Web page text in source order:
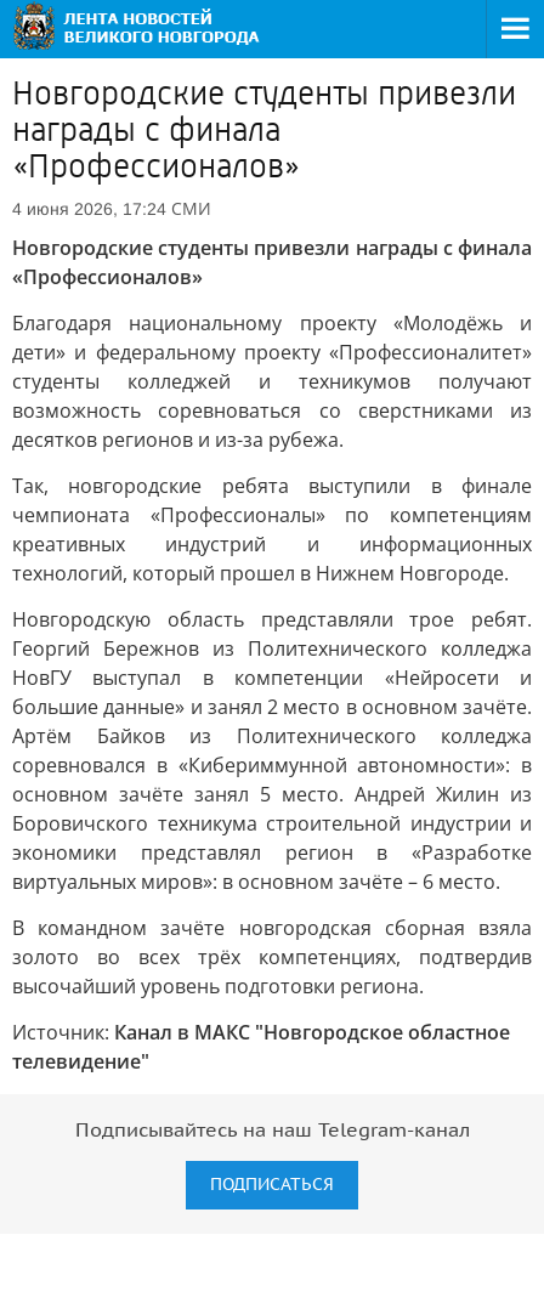
Новгородские студенты привезли
награды с финала
«Профессионалов»
4 июня 2026, 17:24 СМИ
Новгородские студенты привезли награды с финала
«Профессионалов»
Благодаря национальному проекту «Молодёжь и
дети» и федеральному проекту «Профессионалитет»
студенты колледжей и техникумов получают
возможность соревноваться со сверстниками из
десятков регионов и из-за рубежа.
Так, новгородские ребята выступили в финале
чемпионата «Профессионалы» по компетенциям
креативных индустрий и информационных
технологий, который прошел в Нижнем Новгороде.
Новгородскую область представляли трое ребят.
Георгий Бережнов из Политехнического колледжа
НовГУ выступал в компетенции «Нейросети и
большие данные» и занял 2 место в основном зачёте.
Артём Байков из Политехнического колледжа
соревновался в «Кибериммунной автономности»: в
основном зачёте занял 5 место. Андрей Жилин из
Боровичского техникума строительной индустрии и
экономики представлял регион в «Разработке
виртуальных миров»: в основном зачёте – 6 место.
В командном зачёте новгородская сборная взяла
золото во всех трёх компетенциях, подтвердив
высочайший уровень подготовки региона.
Источник: Канал в МАКС "Новгородское областное
телевидение"
Подписывайтесь на наш Telegram-канал
ПОДПИСАТЬСЯ